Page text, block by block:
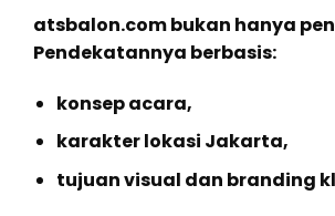
atsbalon.com bukan hanya
Pendekatannya berbasis:
konsep acara,
karakter lokasi Jakarta,
tujuan visual dan branding